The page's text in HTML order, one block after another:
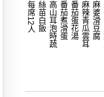
麻婆滑豆腐
麻辣青瓜雲耳
番茄蛋花湯
番茄煮滑蛋
高山耳泡時蔬
絲苗白飯
每席12人